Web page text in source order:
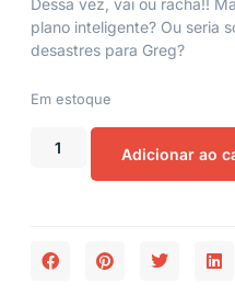
Dessa vez, vai ou racha!!
plano inteligente? Ou seria
desastres para Greg?
Em estoque
Adicionar ao